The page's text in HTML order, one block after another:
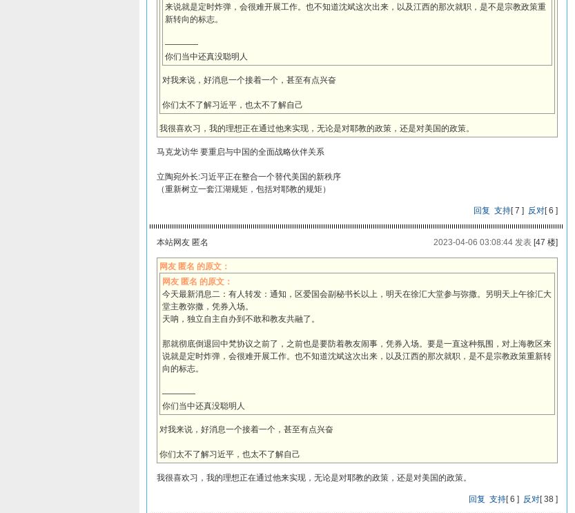
来说就是定时炸弹，会很难开展工作。也不知道沈斌这次出来，以及江西的那次就职，是不是宗教政策重
新转向的标志。
————
你们当中还真没聪明人
对我来说，好消息一个接着一个，甚至有点兴奋
你们太不了解习近平，也太不了解自己
我很喜欢习，我的理想正在通过他来实现，无论是对耶教的政策，还是对美国的政策。
马克龙访华 要重启与中国的全面战略伙伴关系
立陶宛外长:习近平正在整合一个替代美国的新秩序
（重新树立一套江湖规矩，包括对耶教的规矩）
回复 支持[7 ] 反对[6 ]
本站网友 匿名 2023-04-06 03:08:44 发表[47 楼]
网友 匿名 的原文：
网友 匿名 的原文：
今天最新消息二：有人转发：通知，区爱国会副秘书长以上，明天在徐汇大堂参与弥撒。另明天上午徐汇大
堂主教弥撒，凭券入场。
天呐，独立自主自办到不敢和教友共融了。
那就彻底倒退回中梵协议之前了，之前也是要防着教友闹事，凭券入场。要是一直这种氛围，对上海教区来
说就是定时炸弹，会很难开展工作。也不知道沈斌这次出来，以及江西的那次就职，是不是宗教政策重新转
向的标志。
————
你们当中还真没聪明人
对我来说，好消息一个接着一个，甚至有点兴奋
你们太不了解习近平，也太不了解自己
我很喜欢习，我的理想正在通过他来实现，无论是对耶教的政策，还是对美国的政策。
回复 支持[6 ] 反对[38 ]